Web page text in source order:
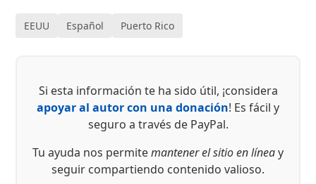
EEUU Español Puerto Rico
Si esta información te ha sido útil, ¡considera
apoyar al autor con una donación! Es fácil y
seguro a través de PayPal.
Tu ayuda nos permitemantener el sitio en líneay
seguir compartiendo contenido valioso.